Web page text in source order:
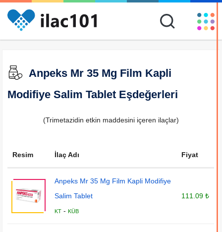
Anpeks Mr 35 Mg Film Kapli
Modifiye Salim Tablet Eşdeğerleri
(Trimetazidin etkin maddesini içeren ilaçlar)
Resim İlaç Adı Fiyat
Anpeks Mr 35 Mg Film Kapli Modifiye
Salim Tablet
KT -KÜB
111.09 ₺